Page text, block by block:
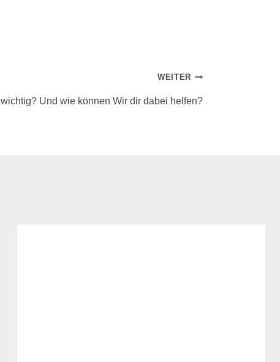
WEITER
Und wie können Wir dir dabei helfen?